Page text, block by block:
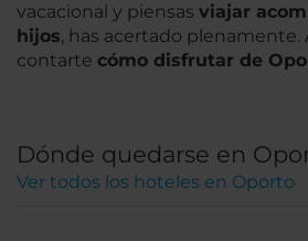
vacacional y piensas viajar
hijos, has acertado plenamente.
contarte cómo disfrutar de
Dónde quedarse en
Ver todos los hoteles en Oporto